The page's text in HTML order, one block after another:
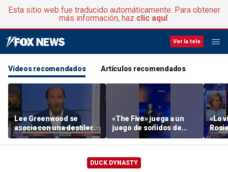
Esta sitio web fue traducido automáticamente. Para obtener
más información, haz clic aquí.
Ver la tele
Vídeos recomendados Artículos recomendados
Lee Greenwood se
asocia con una destilería
regentada por veteranos
«The Five» juega a un
juego de sonidos de
animales
«Lo
su
DUCK DYNASTY